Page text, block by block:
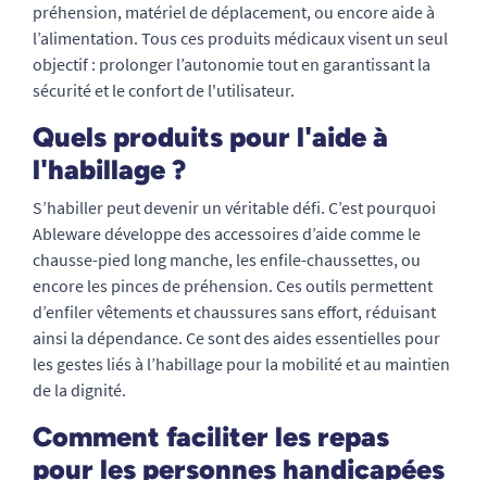
préhension, matériel de déplacement, ou encore aide à
l’alimentation. Tous ces produits médicaux visent un seul
objectif : prolonger l’autonomie tout en garantissant la
sécurité et le confort de l'utilisateur.
Quels produits pour l'aide à
l'habillage ?
S’habiller peut devenir un véritable défi. C’est pourquoi
Ableware développe des accessoires d’aide comme le
chausse-pied long manche, les enfile-chaussettes, ou
encore les pinces de préhension. Ces outils permettent
d’enfiler vêtements et chaussures sans effort, réduisant
ainsi la dépendance. Ce sont des aides essentielles pour
les gestes liés à l’habillage pour la mobilité et au maintien
de la dignité.
Comment faciliter les repas
pour les personnes handicapées